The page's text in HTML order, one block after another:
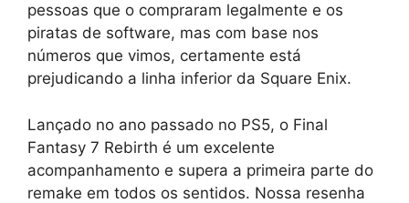
pessoas que o compraram legalmente e os
piratas de software, mas com base nos
números que vimos, certamente está
prejudicando a linha inferior da Square Enix.
Lançado no ano passado no PS5, o Final
Fantasy 7 Rebirth é um excelente
acompanhamento e supera a primeira parte do
remake em todos os sentidos. Nossa resenha